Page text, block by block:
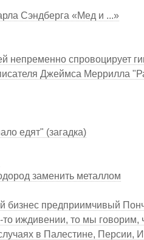
Сэндберга «Мед и ...»
непременно спровоцирует
Джеймса Меррилла
едят" (загадка)
заменить металлом
бизнес предприимчивый
иждивении, то мы говорим,
в Палестине, Персии,